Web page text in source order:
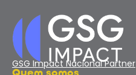
GSG Impact Nacional Partner